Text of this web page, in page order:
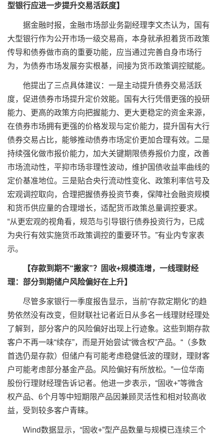
型银行应进一步提升交易活跃度】
据金融时报， 金融市场部业务副经理李文杰认为，国有
大型银行作为公开市场一级交易商，本身就承担着货币政策
传导和债券做市商的重要功能，应当通过完善自身市场行
为，为债券市场发展夯实根基，间接为货币政策调控赋能。
他提出了三点具体建议：一是主动提升债券交易活跃
度，促进债券市场提升定价效能。国有大行凭借更强的投研
能力、更高的政策方向把握能力、更大更稳定的资金来源，
在债券市场拥有更强的价格发现与定价能力，提升国有大行
债券交易占比，能够推动债券市场定价更加合理有效。二是
持续强化做市报价能力，加大关键期限债券报价力度，改善
市场流动性，平抑市场非理性波动，维护国债收益率曲线的
定价基准地位。三是贴合央行流动性变化、政策利率信号及
宏观调控取向，合理把握债券投资节奏，保障社会融资规模
和货币供应量的合理增长，适配货币政策总量调控要求。
“从更宏观的视角看，规范与引导银行债券投资行为，已成
为央行有效实施货币政策调控的重要环节。”有业内专家表
示。
【存款到期不“搬家”？固收+规模连增，一线理财经
理：部分到期储户风险偏好在上升】
尽管多家银行一季度报告显示，当前“存款定期化”的趋
势依然没有改变，但财联社记者近日从多名一线理财经理处
了解到，部分客户的风险偏好出现上行迹象。这些到期存款
客户不再一味“续存”，而是开始尝试“微含权”产品。“（多数
首选仍是存款）但储户有可能考虑稳健低波的理财，理财客
户可能考虑部分基金产品。风险偏好有所放松。”一位华南
股份行理财经理告诉记者。他进一步表示，“固收+”等微含
权产品、6个月等中短期限产品因兼顾灵活性和相对较高收
益，受到较多客户青睐。
Wind数据显示，“固收+”型产品数量与规模已连续三个